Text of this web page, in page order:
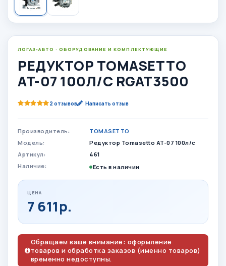
ЛОГАЗ-АВТО · ОБОРУДОВАНИЕ И КОМПЛЕКТУЮЩИЕ
РЕДУКТОР TOMASETTO
AT-07 100Л/С RGAT3500
2 отзывов Написать отзыв
Производитель:
TOMASETTO
Модель:
Редуктор Tomasetto AT-07 100л/с
Артикул:
461
Наличие:
Есть в наличии
ЦЕНА
7 611р.
Обращаем ваше внимание: оформление
товаров и обработка заказов (именно товаров)
временно недоступны.